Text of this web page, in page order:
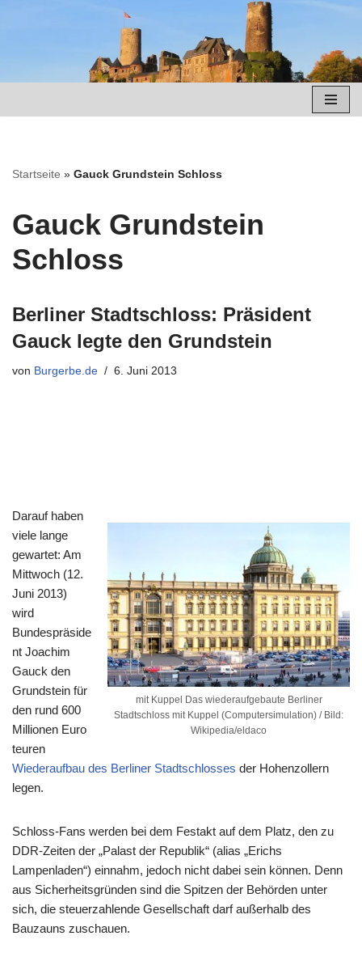
springen
Startseite » Gauck Grundstein Schloss
Gauck Grundstein
Schloss
Berliner Stadtschloss: Präsident
Gauck legte den Grundstein
von Burgerbe.de 6. Juni 2013
mit Kuppel Das wiederaufgebaute Berliner
Stadtschloss mit Kuppel (Computersimulation) / Bild:
Wikipedia/eldaco
Darauf haben
viele lange
gewartet: Am
Mittwoch (12.
Juni 2013)
wird
Bundespräside
nt Joachim
Gauck den
Grundstein für
den rund 600
Millionen Euro
teuren
Wiederaufbau des Berliner Stadtschlosses der Hohenzollern
legen.
Schloss-Fans werden bei dem Festakt auf dem Platz, den zu
DDR-Zeiten der „Palast der Republik“ (alias „Erichs
Lampenladen“) einnahm, jedoch nicht dabei sein können. Denn
aus Sicherheitsgründen sind die Spitzen der Behörden unter
sich, die steuerzahlende Gesellschaft darf außerhalb des
Bauzauns zuschauen.